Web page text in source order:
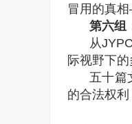
冒用的真
第六组
从
际视野下
五十篇
的合法权